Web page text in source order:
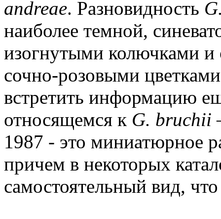
andreae. Разновидность
наиболее темной,
изогнутыми колючками
сочно-розовыми
встретить информацию
относящемся к G. bruchii
1987 - это миниатюрное
причем в некоторых
самостоятельный вид,